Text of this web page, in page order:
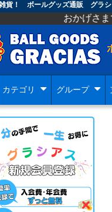
貨！ ボールグッズ通販 グラ
げさまで グラシアスの
カテゴリ グループ